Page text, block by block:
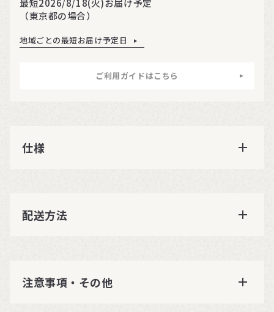
最短2026/8/18(火)お届け予定
（東京都の場合）
地域ごとの最短お届け予定日
ご利用ガイドはこちら
仕様
配送方法
注意事項・その他